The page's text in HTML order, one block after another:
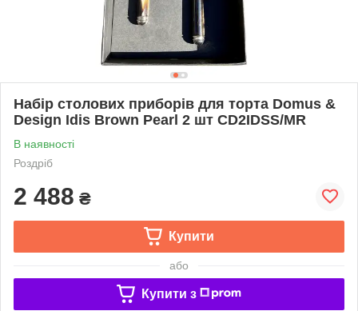
Набір столових приборів для торта Domus &
Design Idis Brown Pearl 2 шт CD2IDSS/MR
В наявності
Роздріб
2 488 ₴
Купити
або
Купити з